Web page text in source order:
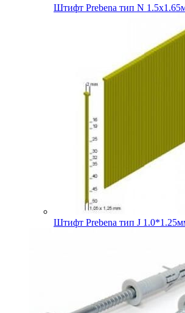
Штифт Prebena тип N
Штифт Prebena тип J